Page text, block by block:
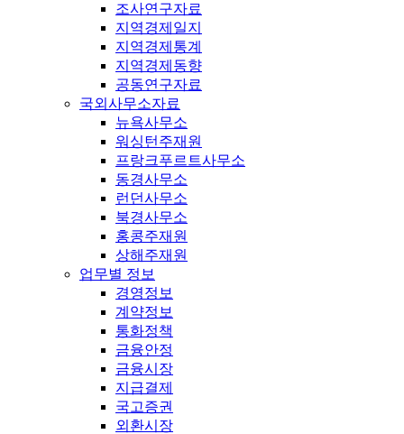
조사연구자료
지역경제일지
지역경제통계
지역경제동향
공동연구자료
국외사무소자료
뉴욕사무소
워싱턴주재원
프랑크푸르트사무소
동경사무소
런던사무소
북경사무소
홍콩주재원
상해주재원
업무별 정보
경영정보
계약정보
통화정책
금융안정
금융시장
지급결제
국고증권
외환시장